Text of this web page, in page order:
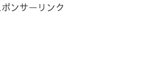
ンサーリンク